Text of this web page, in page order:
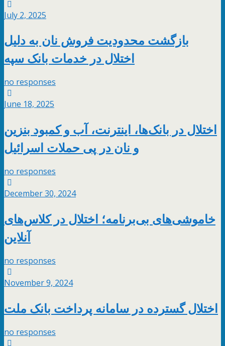
July 2, 2025
بازگشت محدودیت فروش نان به دلیل
اختلال در خدمات بانک سپه
no responses
June 18, 2025
اختلال در بانک‌ها، اینترنت، آب و کمبود بنزین
و نان در پی حملات اسرائیل
no responses
December 30, 2024
خاموشی‌های بی‌برنامه؛ اختلال در کلاس‌های
آنلاین
no responses
November 9, 2024
اختلال گسترده در سامانه پرداخت بانک ملت
no responses